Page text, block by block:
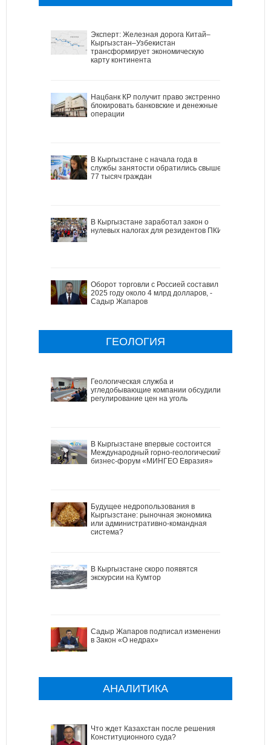
Эксперт: Железная дорога Китай–
Кыргызстан–Узбекистан
трансформирует экономическую
карту континента
Нацбанк КР получит право экстренно
блокировать банковские и денежные
операции
В Кыргызстане с начала года в
службы занятости обратились свыше
77 тысяч граждан
В Кыргызстане заработал закон о
нулевых налогах для резидентов ПКИ
Оборот торговли с Россией составил в
2025 году около 4 млрд долларов, -
Садыр Жапаров
ГЕОЛОГИЯ
Геологическая служба и
угледобывающие компании обсудили
регулирование цен на уголь
В Кыргызстане впервые состоится
Международный горно-геологический
бизнес-форум «МИНГЕО Евразия»
Будущее недропользования в
Кыргызстане: рыночная экономика
или административно-командная
система?
В Кыргызстане скоро появятся
экскурсии на Кумтор
Садыр Жапаров подписал изменения
в Закон «О недрах»
АНАЛИТИКА
Что ждет Казахстан после решения
Конституционного суда?